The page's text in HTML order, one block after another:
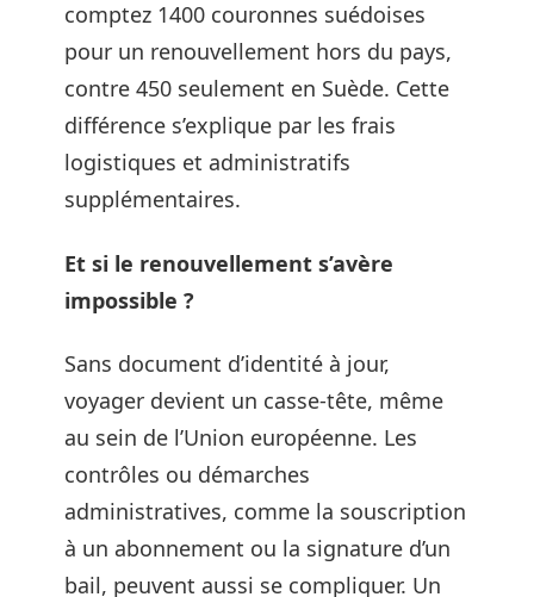
comptez 1400 couronnes suédoises
pour un renouvellement hors du pays,
contre 450 seulement en Suède. Cette
différence s’explique par les frais
logistiques et administratifs
supplémentaires.
Et si le renouvellement s’avère
impossible ?
Sans document d’identité à jour,
voyager devient un casse-tête, même
au sein de l’Union européenne. Les
contrôles ou démarches
administratives, comme la souscription
à un abonnement ou la signature d’un
bail, peuvent aussi se compliquer. Un